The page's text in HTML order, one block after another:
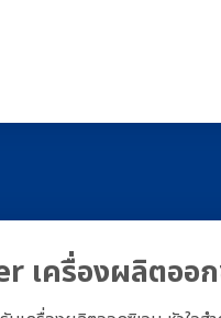
เครื่องผลิตออ